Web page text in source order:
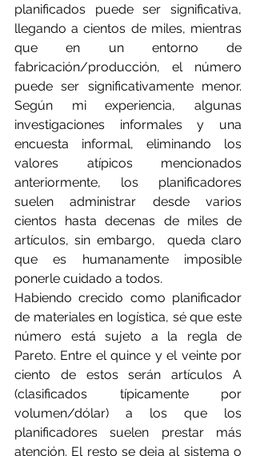
planificados puede ser significativa,
llegando a cientos de miles, mientras
que en un entorno de
fabricación/producción, el número
puede ser significativamente menor.
Según mi experiencia, algunas
investigaciones informales y una
encuesta informal, eliminando los
valores atípicos mencionados
anteriormente, los planificadores
suelen administrar desde varios
cientos hasta decenas de miles de
artículos, sin embargo,  queda claro
que es humanamente imposible
ponerle cuidado a todos.
Habiendo crecido como planificador
de materiales en logística, sé que este
número está sujeto a la regla de
Pareto. Entre el quince y el veinte por
ciento de estos serán artículos A
(clasificados típicamente por
volumen/dólar) a los que los
planificadores suelen prestar más
atención. El resto se deja al sistema o